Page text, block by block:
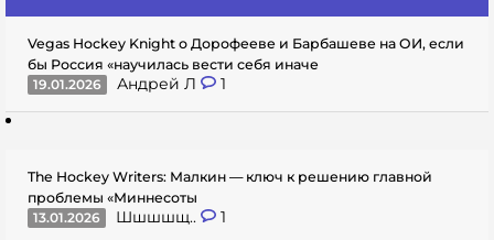
Vegas Hockey Knight о Дорофееве и Барбашеве на ОИ, если
бы Россия «научилась вести себя иначе
19.01.2026
Андрей Л 1
The Hockey Writers: Малкин — ключ к решению главной
проблемы «Миннесоты
13.01.2026
Шшшшщ.. 1